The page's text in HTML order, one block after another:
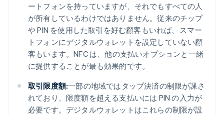
ートフォンを持っていますが、それでもすべての人
が所有しているわけではありません。従来のチップ
や PIN を使用した取引を好む顧客もいれば、スマー
トフォンにデジタルウォレットを設定していない顧
客もいます。NFC は、他の支払いオプションと一緒
に提供することが最も効果的です。
取引限度額:一部の地域ではタップ決済の制限が課さ
れており、限度額を超える支払いには PIN の入力が
必要です。デジタルウォレットはこれらの制限が設